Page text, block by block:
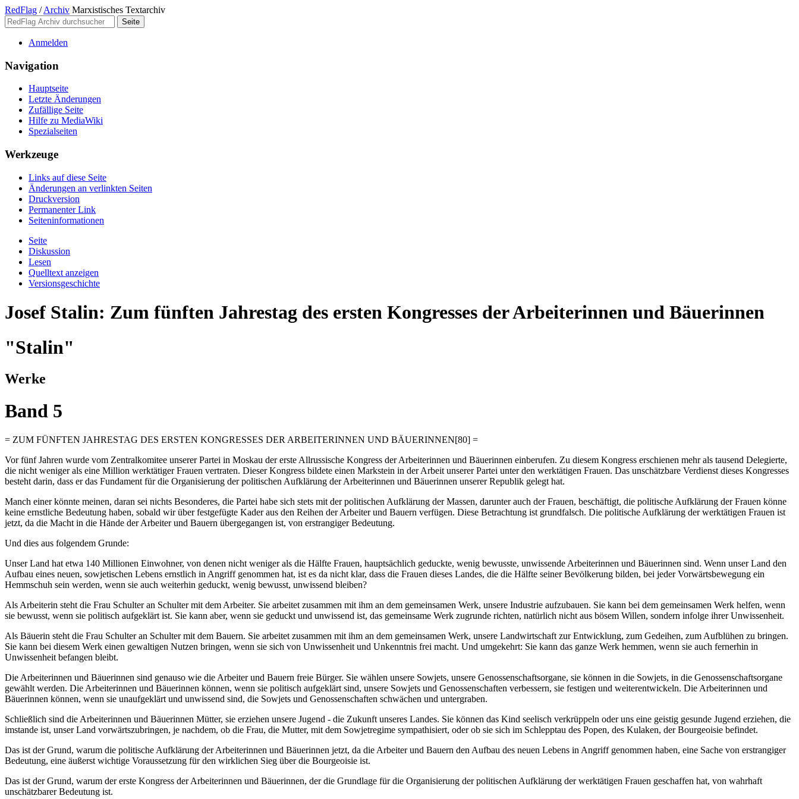
RedFlag / Archiv Marxistisches Textarchiv
Anmelden
Navigation
Hauptseite
Letzte Änderungen
Zufällige Seite
Hilfe zu MediaWiki
Spezialseiten
Werkzeuge
Links auf diese Seite
Änderungen an verlinkten Seiten
Druckversion
Permanenter Link
Seiten­­informationen
Seite
Diskussion
Lesen
Quelltext anzeigen
Versionsgeschichte
Josef Stalin: Zum fünften Jahrestag des ersten Kongresses der Arbeiterinnen und Bäuerinnen
"Stalin"
Werke
Band 5
= ZUM FÜNFTEN JAHRESTAG DES ERSTEN KONGRESSES DER ARBEITERINNEN UND BÄUERINNEN[80] =
Vor fünf Jahren wurde vom Zentralkomitee unserer Partei in Moskau der erste Allrussische Kongress der Arbeiterinnen und Bäuerinnen einberufen. Zu diesem Kongress erschienen mehr als tausend Delegierte,
die nicht weniger als eine Million werktätiger Frauen vertraten. Dieser Kongress bildete einen Markstein in der Arbeit unserer Partei unter den werktätigen Frauen. Das unschätzbare Verdienst dieses Kongresses
besteht darin, dass er das Fundament für die Organisierung der politischen Aufklärung der Arbeiterinnen und Bäuerinnen unserer Republik gelegt hat.
Manch einer könnte meinen, daran sei nichts Besonderes, die Partei habe sich stets mit der politischen Aufklärung der Massen, darunter auch der Frauen, beschäftigt, die politische Aufklärung der Frauen könne
keine ernstliche Bedeutung haben, sobald wir über festgefügte Kader aus den Reihen der Arbeiter und Bauern verfügen. Diese Betrachtung ist grundfalsch. Die politische Aufklärung der werktätigen Frauen ist
jetzt, da die Macht in die Hände der Arbeiter und Bauern übergegangen ist, von erstrangiger Bedeutung.
Und dies aus folgendem Grunde:
Unser Land hat etwa 140 Millionen Einwohner, von denen nicht weniger als die Hälfte Frauen, hauptsächlich geduckte, wenig bewusste, unwissende Arbeiterinnen und Bäuerinnen sind. Wenn unser Land den
Aufbau eines neuen, sowjetischen Lebens ernstlich in Angriff genommen hat, ist es da nicht klar, dass die Frauen dieses Landes, die die Hälfte seiner Bevölkerung bilden, bei jeder Vorwärtsbewegung ein
Hemmschuh sein werden, wenn sie auch weiterhin geduckt, wenig bewusst, unwissend bleiben?
Als Arbeiterin steht die Frau Schulter an Schulter mit dem Arbeiter. Sie arbeitet zusammen mit ihm an dem gemeinsamen Werk, unsere Industrie aufzubauen. Sie kann bei dem gemeinsamen Werk helfen, wenn
sie bewusst, wenn sie politisch aufgeklärt ist. Sie kann aber, wenn sie geduckt und unwissend ist, das gemeinsame Werk zugrunde richten, natürlich nicht aus bösem Willen, sondern infolge ihrer Unwissenheit.
Als Bäuerin steht die Frau Schulter an Schulter mit dem Bauern. Sie arbeitet zusammen mit ihm an dem gemeinsamen Werk, unsere Landwirtschaft zur Entwicklung, zum Gedeihen, zum Aufblühen zu bringen.
Sie kann bei diesem Werk einen gewaltigen Nutzen bringen, wenn sie sich von Unwissenheit und Unkenntnis frei macht. Und umgekehrt: Sie kann das ganze Werk hemmen, wenn sie auch fernerhin in
Unwissenheit befangen bleibt.
Die Arbeiterinnen und Bäuerinnen sind genauso wie die Arbeiter und Bauern freie Bürger. Sie wählen unsere Sowjets, unsere Genossenschaftsorgane, sie können in die Sowjets, in die Genossenschaftsorgane
gewählt werden. Die Arbeiterinnen und Bäuerinnen können, wenn sie politisch aufgeklärt sind, unsere Sowjets und Genossenschaften verbessern, sie festigen und weiterentwickeln. Die Arbeiterinnen und
Bäuerinnen können, wenn sie unaufgeklärt und unwissend sind, die Sowjets und Genossenschaften schwächen und untergraben.
Schließlich sind die Arbeiterinnen und Bäuerinnen Mütter, sie erziehen unsere Jugend - die Zukunft unseres Landes. Sie können das Kind seelisch verkrüppeln oder uns eine geistig gesunde Jugend erziehen, die
imstande ist, unser Land vorwärtszubringen, je nachdem, ob die Frau, die Mutter, mit dem Sowjetregime sympathisiert, oder ob sie sich im Schlepptau des Popen, des Kulaken, der Bourgeoisie befindet.
Das ist der Grund, warum die politische Aufklärung der Arbeiterinnen und Bäuerinnen jetzt, da die Arbeiter und Bauern den Aufbau des neuen Lebens in Angriff genommen haben, eine Sache von erstrangiger
Bedeutung, eine äußerst wichtige Voraussetzung für den wirklichen Sieg über die Bourgeoisie ist.
Das ist der Grund, warum der erste Kongress der Arbeiterinnen und Bäuerinnen, der die Grundlage für die Organisierung der politischen Aufklärung der werktätigen Frauen geschaffen hat, von wahrhaft
unschätzbarer Bedeutung ist.